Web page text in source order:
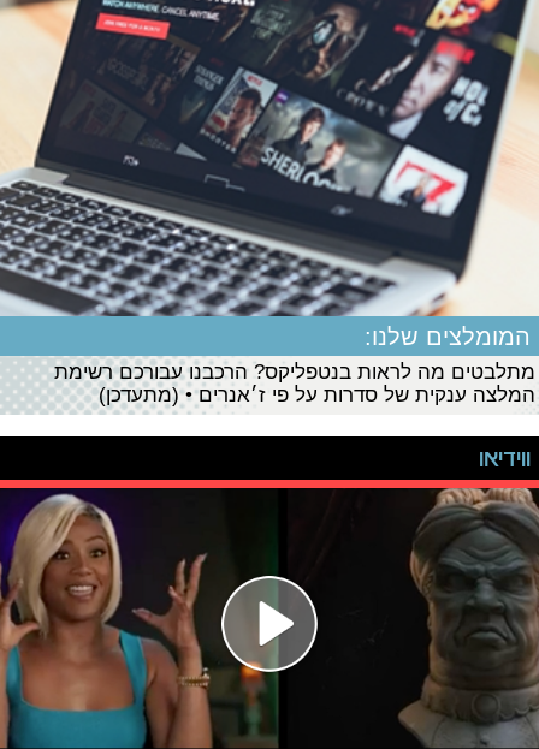
המומלצים שלנו:
מתלבטים מה לראות בנטפליקס? הרכבנו עבורכם רשימת
המלצה ענקית של סדרות על פי ז׳אנרים • (מתעדכן)
ווידיאו